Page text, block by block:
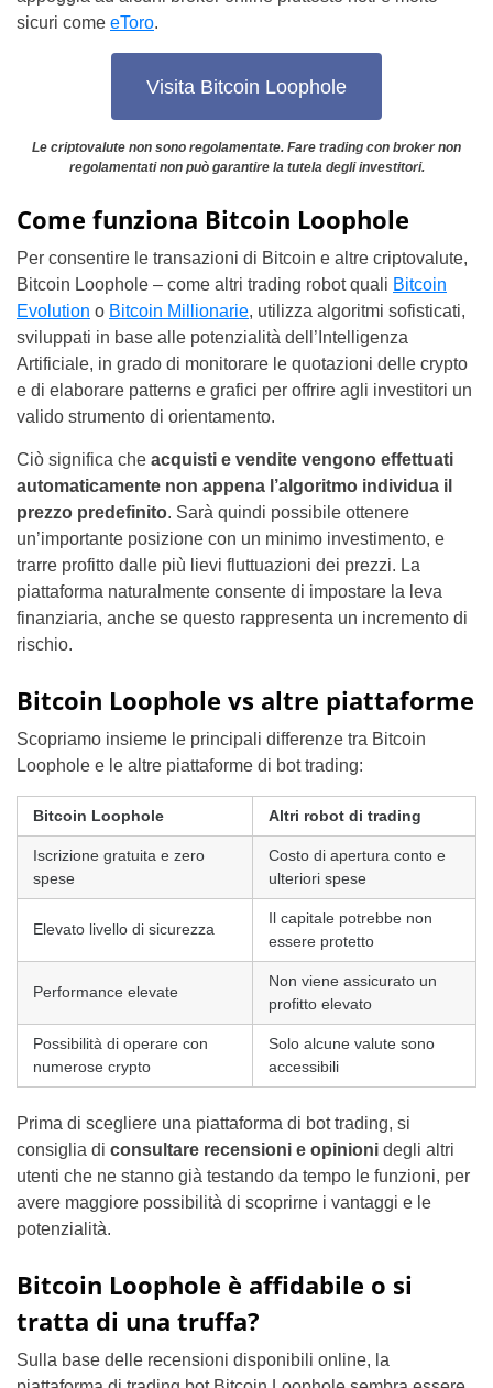
sicuri come eToro.
Visita Bitcoin Loophole
Le criptovalute non sono regolamentate. Fare trading con broker non
regolamentati non può garantire la tutela degli investitori.
Come funziona Bitcoin Loophole
Per consentire le transazioni di Bitcoin e altre criptovalute,
Bitcoin Loophole – come altri trading robot quali Bitcoin
Evolution o Bitcoin Millionarie, utilizza algoritmi sofisticati,
sviluppati in base alle potenzialità dell’Intelligenza
Artificiale, in grado di monitorare le quotazioni delle crypto
e di elaborare patterns e grafici per offrire agli investitori un
valido strumento di orientamento.
Ciò significa che acquisti e vendite vengono effettuati
automaticamente non appena l’algoritmo individua il
prezzo predefinito. Sarà quindi possibile ottenere
un’importante posizione con un minimo investimento, e
trarre profitto dalle più lievi fluttuazioni dei prezzi. La
piattaforma naturalmente consente di impostare la leva
finanziaria, anche se questo rappresenta un incremento di
rischio.
Bitcoin Loophole vs altre piattaforme
Scopriamo insieme le principali differenze tra Bitcoin
Loophole e le altre piattaforme di bot trading:
Bitcoin Loophole Altri robot di trading
Iscrizione gratuita e zero
spese
Costo di apertura conto e
ulteriori spese
Elevato livello di sicurezza
Il capitale potrebbe non
essere protetto
Performance elevate
Non viene assicurato un
profitto elevato
Possibilità di operare con
numerose crypto
Solo alcune valute sono
accessibili
Prima di scegliere una piattaforma di bot trading, si
consiglia di consultare recensioni e opinioni degli altri
utenti che ne stanno già testando da tempo le funzioni, per
avere maggiore possibilità di scoprirne i vantaggi e le
potenzialità.
Bitcoin Loophole è affidabile o si
tratta di una truffa?
Sulla base delle recensioni disponibili online, la